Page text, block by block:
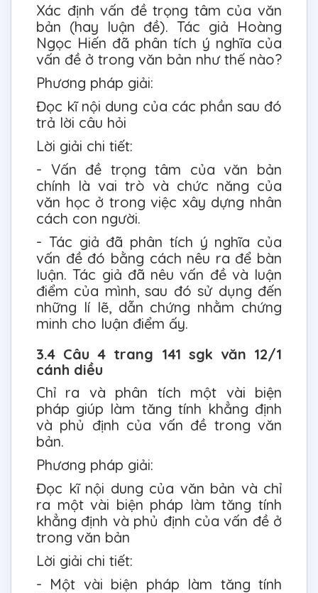
Xác định vấn đề trọng tâm của văn
bản (hay luận đề). Tác giả Hoàng
Ngọc Hiến đã phân tích ý nghĩa của
vấn đề ở trong văn bản như thế nào?
Phương pháp giải:
Đọc kĩ nội dung của các phần sau đó
trả lời câu hỏi
Lời giải chi tiết:
- Vấn đề trọng tâm của văn bản
chính là vai trò và chức năng của
văn học ở trong việc xây dựng nhân
cách con người.
- Tác giả đã phân tích ý nghĩa của
vấn đề đó bằng cách nêu ra để bàn
luận. Tác giả đã nêu vấn đề và luận
điểm của mình, sau đó sử dụng đến
những lí lẽ, dẫn chứng nhằm chứng
minh cho luận điểm ấy.
3.4 Câu 4 trang 141 sgk văn 12/1
cánh diều
Chỉ ra và phân tích một vài biện
pháp giúp làm tăng tính khẳng định
và phủ định của vấn đề trong văn
bản.
Phương pháp giải:
Đọc kĩ nội dung của văn bản và chỉ
ra một vài biện pháp làm tăng tính
khẳng định và phủ định của vấn đề ở
trong văn bản
Lời giải chi tiết:
- Một vài biện pháp làm tăng tính